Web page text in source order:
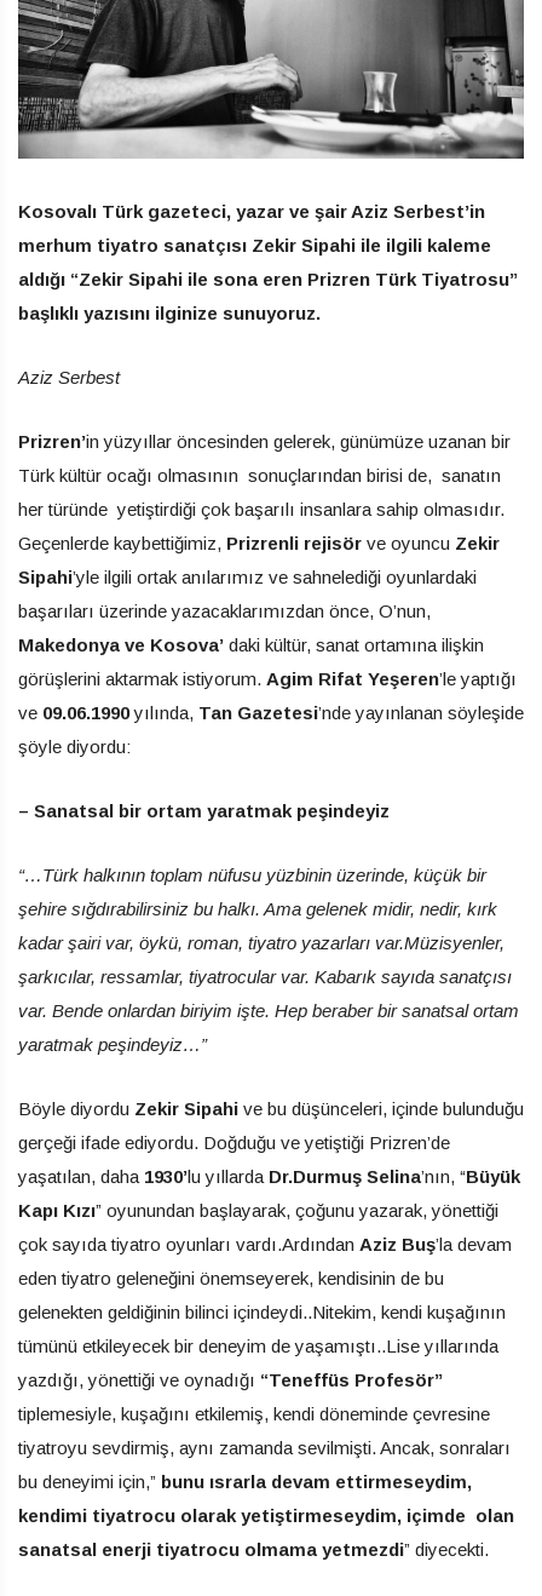
Kosovalı Türk gazeteci, yazar ve şair Aziz Serbest’in
merhum tiyatro sanatçısı Zekir Sipahi ile ilgili kaleme
aldığı “Zekir Sipahi ile sona eren Prizren Türk Tiyatrosu”
başlıklı yazısını ilginize sunuyoruz.
Aziz Serbest
Prizren’in yüzyıllar öncesinden gelerek, günümüze uzanan bir
Türk kültür ocağı olmasının sonuçlarından birisi de, sanatın
her türünde yetiştirdiği çok başarılı insanlara sahip olmasıdır.
Geçenlerde kaybettiğimiz, Prizrenli rejisör ve oyuncu Zekir
Sipahi’yle ilgili ortak anılarımız ve sahnelediği oyunlardaki
başarıları üzerinde yazacaklarımızdan önce, O’nun,
Makedonya ve Kosova’ daki kültür, sanat ortamına ilişkin
görüşlerini aktarmak istiyorum. Agim Rifat Yeşeren’le yaptığı
ve 09.06.1990yılında, Tan Gazetesi’nde yayınlanan söyleşide
şöyle diyordu:
– Sanatsal bir ortam yaratmak peşindeyiz
“…Türk halkının toplam nüfusu yüzbinin üzerinde, küçük bir
şehire sığdırabilirsiniz bu halkı. Ama gelenek midir, nedir, kırk
kadar şairi var, öykü, roman, tiyatro yazarları var.Müzisyenler,
şarkıcılar, ressamlar, tiyatrocular var. Kabarık sayıda sanatçısı
var. Bende onlardan biriyim işte. Hep beraber bir sanatsal ortam
yaratmak peşindeyiz…”
Böyle diyordu Zekir Sipahi ve bu düşünceleri, içinde bulunduğu
gerçeği ifade ediyordu. Doğduğu ve yetiştiği Prizren’de
yaşatılan, daha 1930’lu yıllarda Dr.Durmuş Selina’nın, “Büyük
Kapı Kızı” oyunundan başlayarak, çoğunu yazarak, yönettiği
çok sayıda tiyatro oyunları vardı.Ardından Aziz Buş’la devam
eden tiyatro geleneğini önemseyerek, kendisinin de bu
gelenekten geldiğinin bilinci içindeydi..Nitekim, kendi kuşağının
tümünü etkileyecek bir deneyim de yaşamıştı..Lise yıllarında
yazdığı, yönettiği ve oynadığı “Teneffüs Profesör”
tiplemesiyle, kuşağını etkilemiş, kendi döneminde çevresine
tiyatroyu sevdirmiş, aynı zamanda sevilmişti. Ancak, sonraları
bu deneyimi için,” bunu ısrarla devam ettirmeseydim,
kendimi tiyatrocu olarak yetiştirmeseydim, içimde olan
sanatsal enerji tiyatrocu olmama yetmezdi” diyecekti.